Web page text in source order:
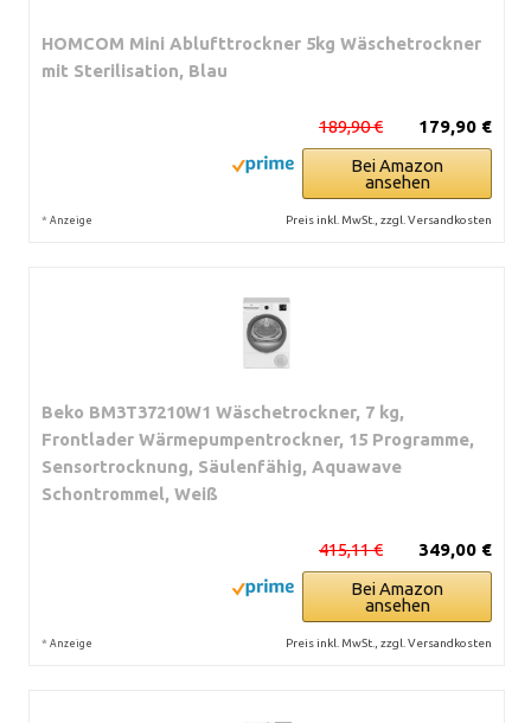
HOMCOM Mini Ablufttrockner 5kg Wäschetrockner
mit Sterilisation, Blau
179,90 €
189,90 €
Bei Amazon
ansehen
* Anzeige Preis inkl. MwSt., zzgl. Versandkosten
Beko BM3T37210W1 Wäschetrockner, 7 kg,
Frontlader Wärmepumpentrockner, 15 Programme,
Sensortrocknung, Säulenfähig, Aquawave
Schontrommel, Weiß
349,00 €
415,11 €
Bei Amazon
ansehen
* Anzeige Preis inkl. MwSt., zzgl. Versandkosten